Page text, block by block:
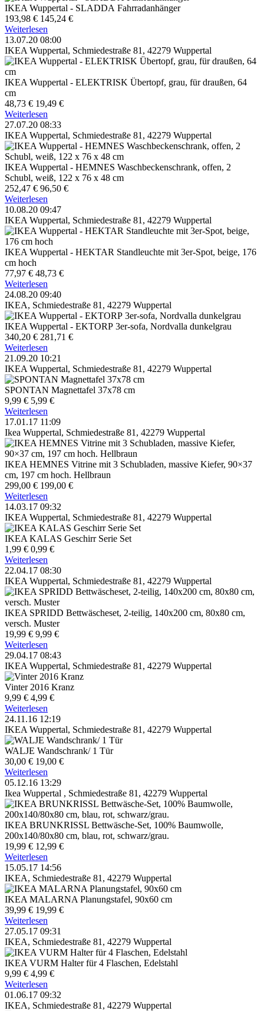
IKEA Wuppertal - SLADDA Fahrradanhänger
193,98 € 145,24 €
Weiterlesen
13.07.20 08:00
IKEA Wuppertal, Schmiedestraße 81, 42279 Wuppertal
IKEA Wuppertal - ELEKTRISK Übertopf, grau, für draußen, 64
cm
48,73 € 19,49 €
Weiterlesen
27.07.20 08:33
IKEA Wuppertal, Schmiedestraße 81, 42279 Wuppertal
IKEA Wuppertal - HEMNES Waschbeckenschrank, offen, 2
Schubl, weiß, 122 x 76 x 48 cm
252,47 € 96,50 €
Weiterlesen
10.08.20 09:47
IKEA Wuppertal, Schmiedestraße 81, 42279 Wuppertal
IKEA Wuppertal - HEKTAR Standleuchte mit 3er-Spot, beige, 176
cm hoch
77,97 € 48,73 €
Weiterlesen
24.08.20 09:40
IKEA, Schmiedestraße 81, 42279 Wuppertal
IKEA Wuppertal - EKTORP 3er-sofa, Nordvalla dunkelgrau
340,20 € 281,71 €
Weiterlesen
21.09.20 10:21
IKEA Wuppertal, Schmiedestraße 81, 42279 Wuppertal
SPONTAN Magnettafel 37x78 cm
9,99 € 5,99 €
Weiterlesen
17.01.17 11:09
Ikea Wuppertal, Schmiedestraße 81, 42279 Wuppertal
IKEA HEMNES Vitrine mit 3 Schubladen, massive Kiefer, 90×37
cm, 197 cm hoch. Hellbraun
299,00 € 199,00 €
Weiterlesen
14.03.17 09:32
IKEA Wuppertal, Schmiedestraße 81, 42279 Wuppertal
IKEA KALAS Geschirr Serie Set
1,99 € 0,99 €
Weiterlesen
22.04.17 08:30
IKEA Wuppertal, Schmiedestraße 81, 42279 Wuppertal
IKEA SPRIDD Bettwäscheset, 2-teilig, 140x200 cm, 80x80 cm,
versch. Muster
19,99 € 9,99 €
Weiterlesen
29.04.17 08:43
IKEA Wuppertal, Schmiedestraße 81, 42279 Wuppertal
Vinter 2016 Kranz
9,99 € 4,99 €
Weiterlesen
24.11.16 12:19
IKEA Wuppertal, Schmiedestraße 81, 42279 Wuppertal
WALJE Wandschrank/ 1 Tür
30,00 € 19,00 €
Weiterlesen
05.12.16 13:29
Ikea Wuppertal , Schmiedestraße 81, 42279 Wuppertal
IKEA BRUNKRISSL Bettwäsche-Set, 100% Baumwolle,
200x140/80x80 cm, blau, rot, schwarz/grau.
19,99 € 12,99 €
Weiterlesen
15.05.17 14:56
IKEA, Schmiedestraße 81, 42279 Wuppertal
IKEA MALARNA Planungstafel, 90x60 cm
39,99 € 19,99 €
Weiterlesen
27.05.17 09:31
IKEA, Schmiedestraße 81, 42279 Wuppertal
IKEA VURM Halter für 4 Flaschen, Edelstahl
9,99 € 4,99 €
Weiterlesen
01.06.17 09:32
IKEA, Schmiedestraße 81, 42279 Wuppertal